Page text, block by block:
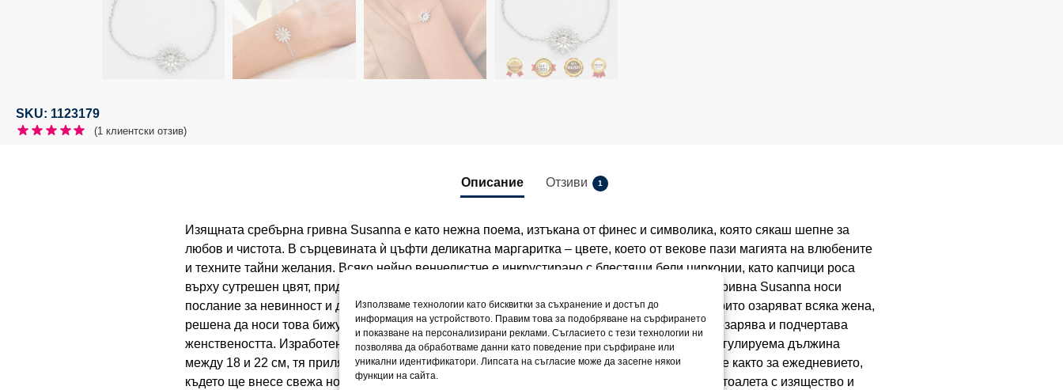
Използваме технологии като бисквитки за съхранение и достъп до
информация на устройството. Правим това за подобряване на сърфирането
и показване на персонализирани реклами. Съгласието с тези технологии ни
позволява да обработваме данни като поведение при сърфиране или
уникални идентификатори. Липсата на съгласие може да засегне някои
функции на сайта.
SKU: 1123179
(1 клиентски отзив)
Описание Отзиви 1
Изящната сребърна гривна Susanna е като нежна поема, изтъкана от финес и символика, която сякаш шепне за
любов и чистота. В сърцевината ѝ цъфти деликатна маргаритка – цвете, което от векове пази магията на влюбените
и техните тайни желания. Всяко нейно венчелистче е инкрустирано с блестящи бели цирконии, като капчици роса
върху сутрешен цвят, придавайки на гривната сияние и изключителна нежност. Сребърна гривна Susanna носи
послание за невинност и доброта, а самата ѝ форма е символ на светлина и сърдечност, които озаряват всяка жена,
решена да носи това бижу. Всяко движение по китката е като танц на пролетен лъч, който озарява и подчертава
женствеността. Изработена ръчно от висококачествено сребро 925, с тегло от 3 грама и регулируема дължина
между 18 и 22 см, тя приляга съвършено и носи усещане за лекота и комфорт. Подходяща е както за ежедневието,
където ще внесе свежа нотка елегантност, така и за специални поводи, когато ще допълни тоалета с изящество и